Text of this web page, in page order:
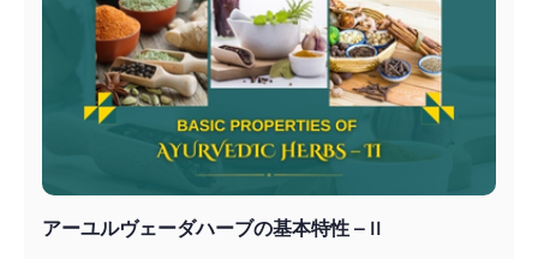
アーユルヴェーダハーブの基本特性 – II